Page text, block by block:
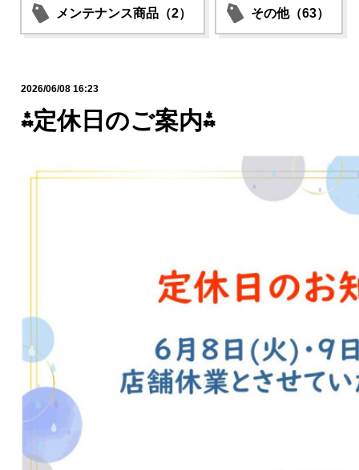
メンテナンス商品（2） その他（63）
2026/06/08 16:23
⁂定休日のご案内⁂